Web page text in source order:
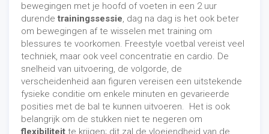
bewegingen met je hoofd of voeten in een 2 uur
durende trainingssessie, dag na dag is het ook beter
om bewegingen af ​​te wisselen met training om
blessures te voorkomen. Freestyle voetbal vereist veel
techniek, maar ook veel concentratie en cardio. De
snelheid van uitvoering, de volgorde, de
verscheidenheid aan figuren vereisen een uitstekende
fysieke conditie om enkele minuten en gevarieerde
posities met de bal te kunnen uitvoeren. Het is ook
belangrijk om de stukken niet te negeren om